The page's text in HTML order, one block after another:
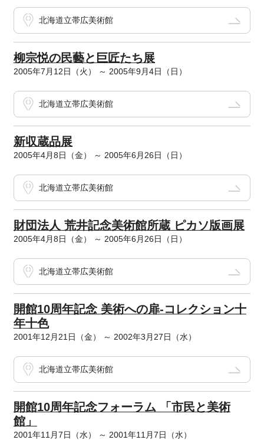
北海道立帯広美術館
柳宗悦の民藝と巨匠たち展
2005年7月12日（火） ～ 2005年9月4日（日）
北海道立帯広美術館
新収蔵品展
2005年4月8日（金） ～ 2005年6月26日（日）
北海道立帯広美術館
財団法人 荒井記念美術館所蔵 ピカソ版画展
2005年4月8日（金） ～ 2005年6月26日（日）
北海道立帯広美術館
開館10周年記念 美術への扉-コレクション十
年十色
2001年12月21日（金） ～ 2002年3月27日（水）
北海道立帯広美術館
開館10周年記念フォーラム 「市民と美術
館」
2001年11月7日（水） ～ 2001年11月7日（水）